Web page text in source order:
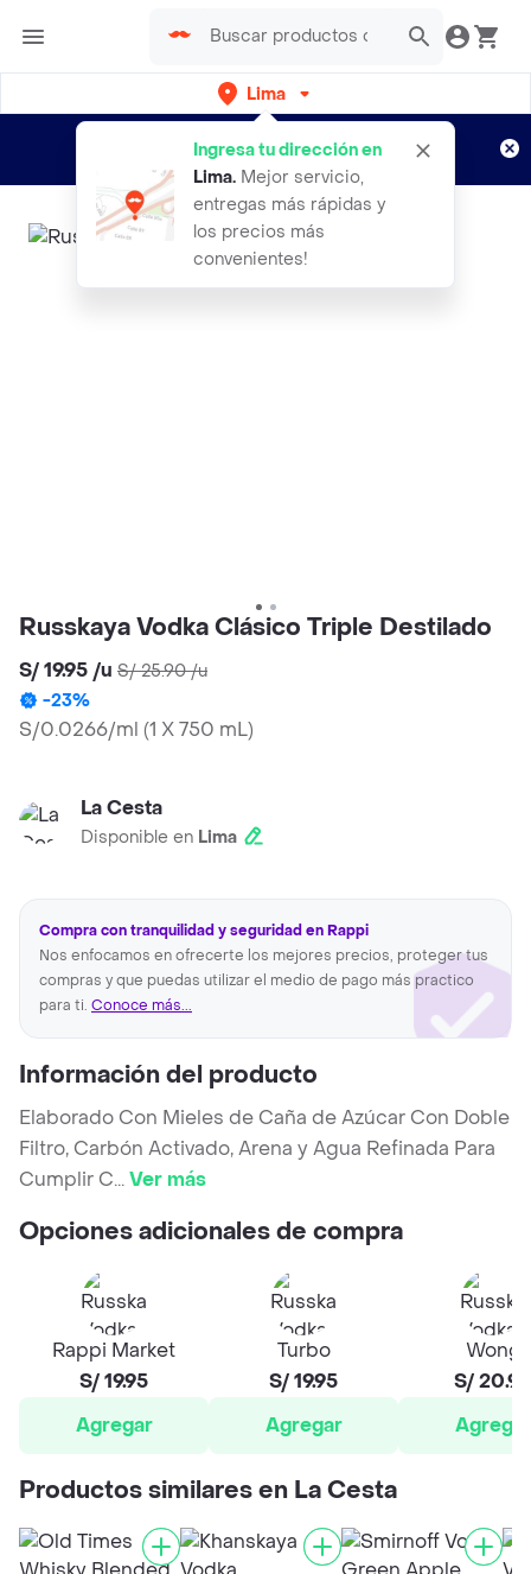
Lima
Ingresa tu dirección en
Lima. Mejor servicio,
entregas más rápidas y
los precios más
convenientes!
envíos gratis por semanas
Aplican TyC
Russkaya Vodka Clásico Triple Destilado
S/ 19.95 /u S/ 25.90/u
-23%
S/0.0266/ml (1 X 750 mL)
La Cesta
Disponible en Lima
Compra con tranquilidad y seguridad en Rappi
Nos enfocamos en ofrecerte los mejores precios, proteger tus
compras y que puedas utilizar el medio de pago más practico
para ti. Conoce más...
Información del producto
Elaborado Con Mieles de Caña de Azúcar Con Doble
Filtro, Carbón Activado, Arena y Agua Refinada Para
Cumplir C...Ver más
Opciones adicionales de compra
Rappi Market
S/ 19.95
Agregar
Turbo
S/ 19.95
Agregar
Wong
S/
Agregar
Productos similares en La Cesta